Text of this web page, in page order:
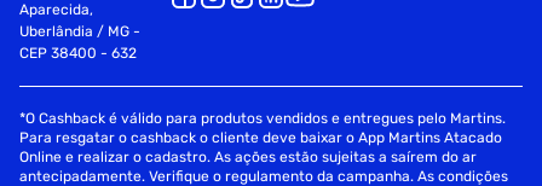
Aparecida,
Uberlândia / MG -
CEP 38400 - 632
*O Cashback é válido para produtos vendidos e entregues pelo Martins.
Para resgatar o cashback o cliente deve baixar o App Martins Atacado
Online e realizar o cadastro. As ações estão sujeitas a saírem do ar
antecipadamente. Verifique o regulamento da campanha. As condições